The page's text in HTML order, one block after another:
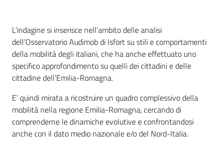
Mobilità
Argomenti
Novità
Servizi
L’indagine si inserisce nell’ambito delle analisi
dell’Osservatorio Audimob di Isfort su stili e comportamenti
della mobilità degli italiani, che ha anche effettuato uno
specifico approfondimento su quelli dei cittadini e delle
cittadine dell’Emilia-Romagna.
E’ quindi mirata a ricostruire un quadro complessivo della
mobilità nella regione Emilia-Romagna, cercando di
comprenderne le dinamiche evolutive e confrontandosi
anche con il dato medio nazionale e/o del Nord-Italia.